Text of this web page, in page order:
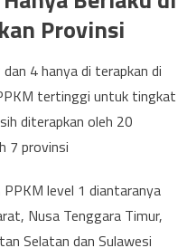
Provinsi
4 hanya di terapkan di
tertinggi untuk tingkat
diterapkan oleh 20
7 provinsi
level 1 diantaranya
Nusa Tenggara Timur,
Selatan dan Sulawesi